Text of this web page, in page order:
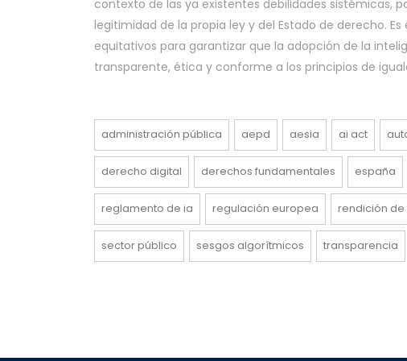
contexto de las ya existentes debilidades sistémicas,
legitimidad de la propia ley y del Estado de derecho.
equitativos para garantizar que la adopción de la
transparente, ética y conforme a los principios de
administración pública aepd aesia ai act
derecho digital derechos fundamentales españa
reglamento de ia regulación europea rendición de
sector público sesgos algorítmicos transparencia